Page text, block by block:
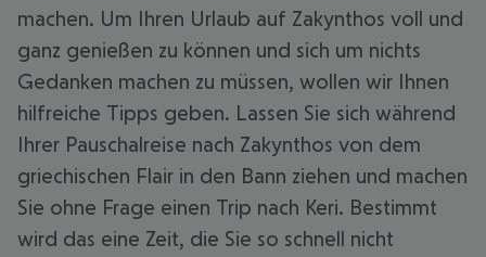
machen. Um Ihren Urlaub auf Zakynthos voll und
ganz genießen zu können und sich um nichts
Gedanken machen zu müssen, wollen wir Ihnen
hilfreiche Tipps geben. Lassen Sie sich während
Ihrer Pauschalreise nach Zakynthos von dem
griechischen Flair in den Bann ziehen und machen
Sie ohne Frage einen Trip nach Keri. Bestimmt
wird das eine Zeit, die Sie so schnell nicht